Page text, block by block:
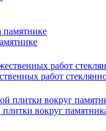
работ
плитки вокруг